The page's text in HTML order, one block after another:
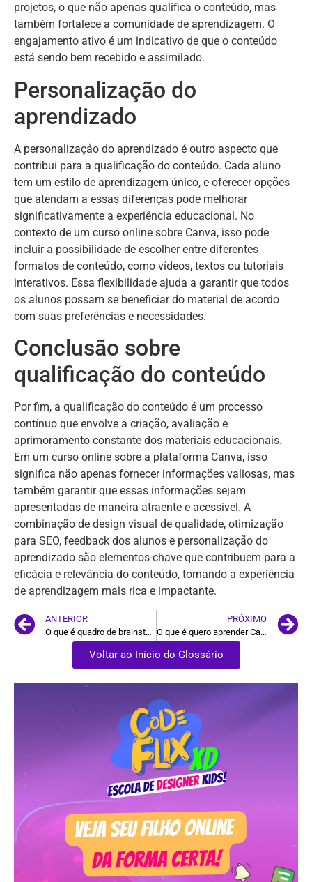
projetos, o que não apenas qualifica o conteúdo, mas
também fortalece a comunidade de aprendizagem. O
engajamento ativo é um indicativo de que o conteúdo
está sendo bem recebido e assimilado.
Personalização do
aprendizado
A personalização do aprendizado é outro aspecto que
contribui para a qualificação do conteúdo. Cada aluno
tem um estilo de aprendizagem único, e oferecer opções
que atendam a essas diferenças pode melhorar
significativamente a experiência educacional. No
contexto de um curso online sobre Canva, isso pode
incluir a possibilidade de escolher entre diferentes
formatos de conteúdo, como vídeos, textos ou tutoriais
interativos. Essa flexibilidade ajuda a garantir que todos
os alunos possam se beneficiar do material de acordo
com suas preferências e necessidades.
Conclusão sobre
qualificação do conteúdo
Por fim, a qualificação do conteúdo é um processo
contínuo que envolve a criação, avaliação e
aprimoramento constante dos materiais educacionais.
Em um curso online sobre a plataforma Canva, isso
significa não apenas fornecer informações valiosas, mas
também garantir que essas informações sejam
apresentadas de maneira atraente e acessível. A
combinação de design visual de qualidade, otimização
para SEO, feedback dos alunos e personalização do
aprendizado são elementos-chave que contribuem para a
eficácia e relevância do conteúdo, tornando a experiência
de aprendizagem mais rica e impactante.
ANTERIOR
O que é quadro de brainstorming
PRÓXIMO
O que é quero aprender Canva
Voltar ao Início do Glossário